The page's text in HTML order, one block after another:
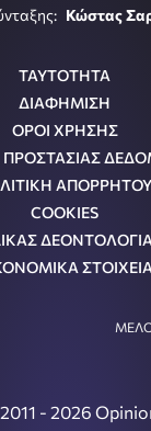
Κώστας
ΤΑΥΤΟΤΗΤΑ
ΔΙΑΦΗΜΙΣΗ
ΟΡΟΙ ΧΡΗΣΗΣ
ΠΡΟΣΤΑΣΙΑΣ
ΑΠΟΡΡΗΤΟΥ
COOKIES
ΣΤΟΙΧΕΙΑ
- 2026